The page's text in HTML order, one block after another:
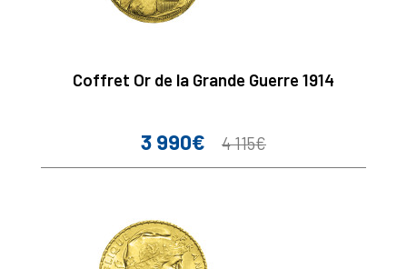
Coffret Or de la Grande Guerre 1914
Prix
3 990€
Prix
4 115€